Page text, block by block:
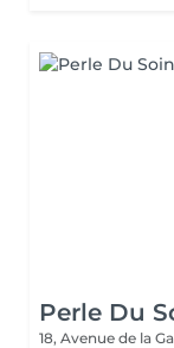
Perle Du
18, Avenue de la